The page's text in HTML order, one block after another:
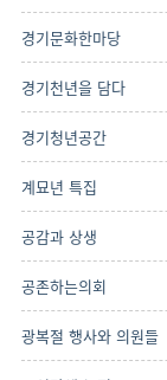
경기문화한마당
경기천년을 담다
경기청년공간
계묘년 특집
공감과 상생
공존하는의회
광복절 행사와 의원들